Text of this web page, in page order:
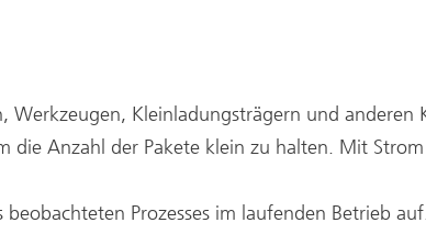
Werkzeugen, Kleinladungsträgern und anderen
Anzahl der Pakete klein zu halten. Mit
Prozesses im laufenden Betrieb